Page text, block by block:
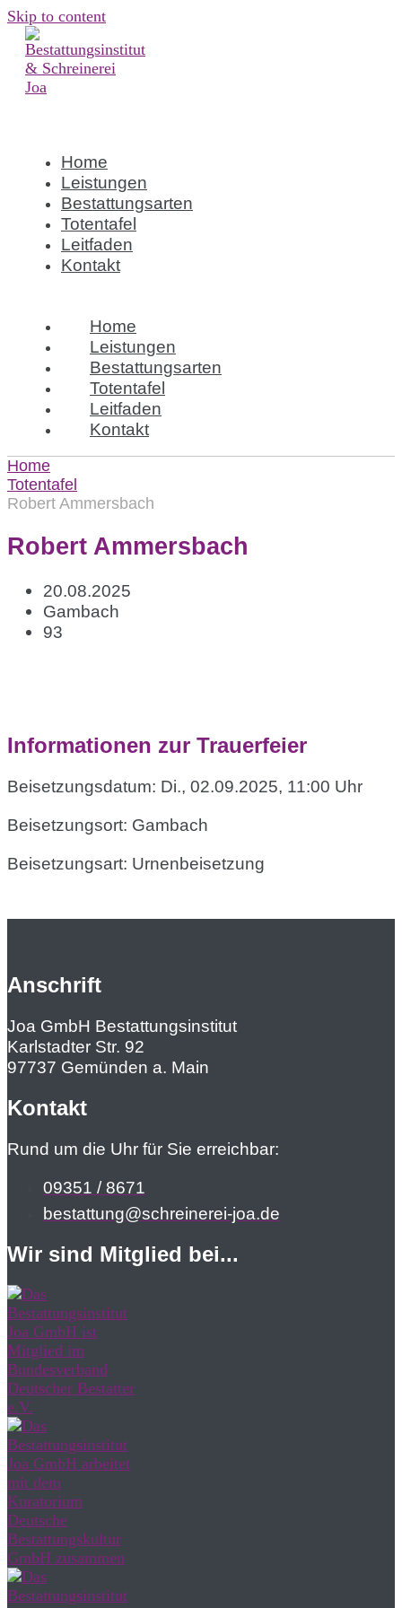
Skip to content
Home
Leistungen
Bestattungsarten
Totentafel
Leitfaden
Kontakt
Home
Leistungen
Bestattungsarten
Totentafel
Leitfaden
Kontakt
Home
Totentafel
Robert Ammersbach
Robert Ammersbach
20.08.2025
Gambach
93
Informationen zur Trauerfeier
Beisetzungsdatum: Di., 02.09.2025, 11:00 Uhr
Beisetzungsort: Gambach
Beisetzungsart: Urnenbeisetzung
Anschrift
Joa GmbH Bestattungsinstitut
Karlstadter Str. 92
97737 Gemünden a. Main
Kontakt
Rund um die Uhr für Sie erreichbar:
09351 / 8671
bestattung@schreinerei-joa.de
Wir sind Mitglied bei...